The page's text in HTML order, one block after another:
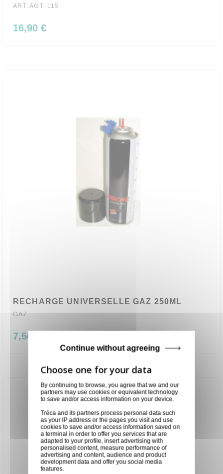
ART.AGT-115
16,90 €
RECHARGE UNIVERSELLE GAZ 250ML
GAZ
7,50 €
By continuing to browse, you agree that we and our
partners may use cookies or equivalent technology
to save and/or access information on your device.
Tréca and its partners process personal data such
as your IP address or the pages you visit and use
cookies to save and/or access information saved on
a terminal in order to offer you services that are
adapted to your profile, insert advertising with
personalised content, measure performance of
advertising and content, audience and product
development data and offer you social media
features.
Continue without agreeing